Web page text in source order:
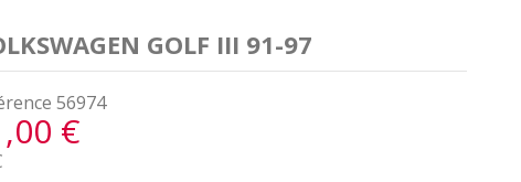
GOLF III 91-97
56974
€